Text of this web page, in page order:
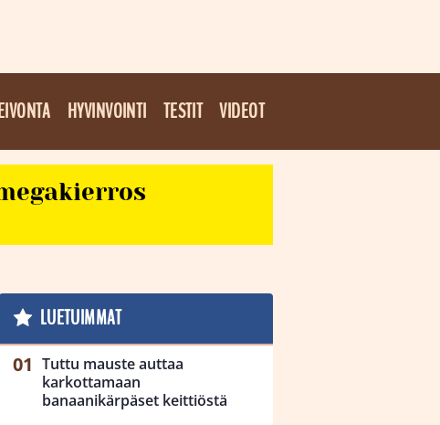
HYVINVOINTI TESTIT VIDEOT
LUETUIMMAT
Tuttu mauste auttaa
karkottamaan
banaanikärpäset keittiöstä